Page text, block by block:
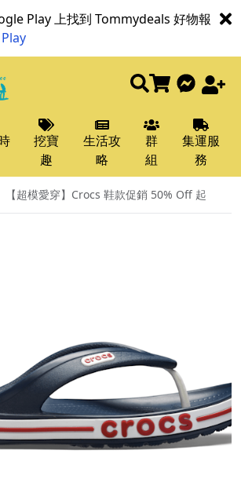
Play 上找到 Tommydeals 好物報
挖寶
趣
生活攻
略
群
組
集運服
務
【超模愛穿】Crocs 鞋款促銷 50% Off 起